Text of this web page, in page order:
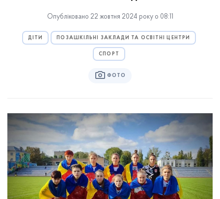
Опубліковано 22 жовтня 2024 року о 08:11
ДІТИ ПОЗАШКІЛЬНІ ЗАКЛАДИ ТА ОСВІТНІ ЦЕНТРИ
СПОРТ
ФОТО